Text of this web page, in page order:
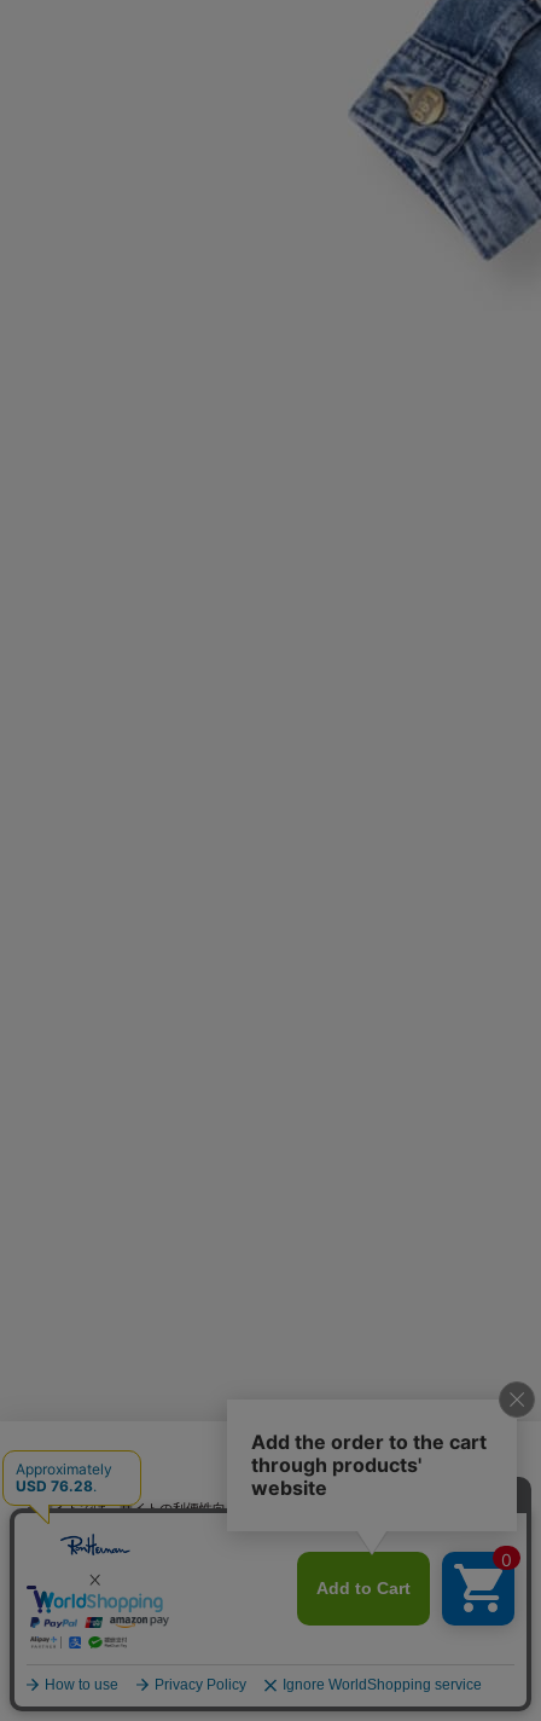
日本語
当サイトでは、サイトの利便性向上のためにクッキーを使用いたします。ボタン
から同意の可否を選択してください。選択せずにページを移動した場合、クッキ
ーの使用に同意したことになります。クッキーを通じて収集する情報には「お客
様個人を特定できる情報」は一切含まれておりません。詳細は
クッキーポリシ
ー
をご確認ください。